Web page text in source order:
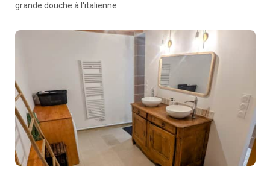
grande douche à l'italienne.